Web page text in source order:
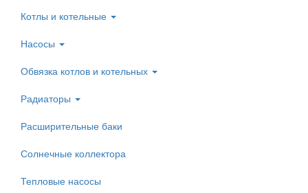
Котлы и котельные
Насосы
Обвязка котлов и котельных
Радиаторы
Расширительные баки
Солнечные коллектора
Тепловые насосы